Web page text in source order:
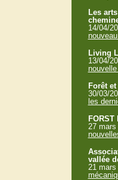
Les
14/04/
Living
13/04/
Forêt
30/03/
les
27 mars
vallée
21 mars